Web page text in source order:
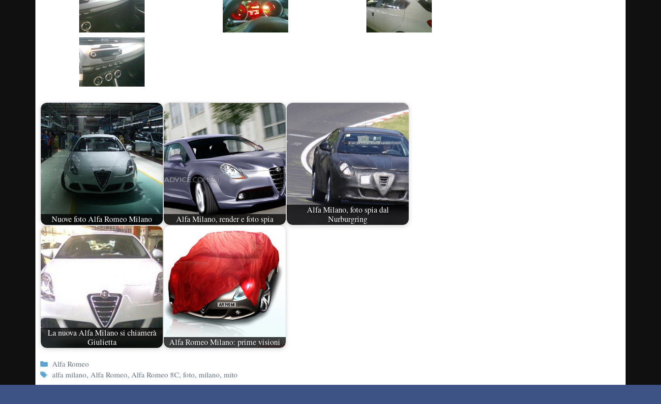
Nuove foto Alfa Romeo Milano Alfa Milano, render e foto spia
Alfa Milano, foto spia dal
Nurburgring
La nuova Alfa Milano si chiamerà
Giulietta
Alfa Romeo Milano: prime visioni
Categorie
Alfa Romeo
Tag
alfa milano,Alfa Romeo,Alfa Romeo 8C,foto,milano,mito